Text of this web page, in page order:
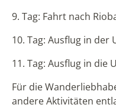
9. Tag: Fahrt nach
10. Tag: Ausflug in der
11. Tag: Ausflug in die
Für die
andere Aktivitäten